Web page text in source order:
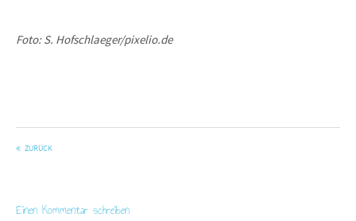
Foto: S. Hofschlaeger/pixelio.de
ZURÜCK
Einen Kommentar schreiben